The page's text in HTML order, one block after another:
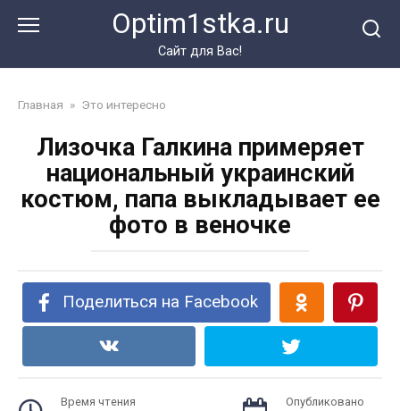
Optim1stka.ru
Сайт для Вас!
Главная » Это интересно
Лизочка Галкина примеряет
национальный украинский
костюм, папа выкладывает ее
фото в веночке
Поделиться на Facebook
Время чтения Опубликовано